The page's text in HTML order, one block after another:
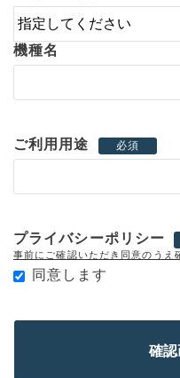
機種名
ご利用用途 必須
プライバシーポリシー
事前にご確認いただき同意のうえ
同意します